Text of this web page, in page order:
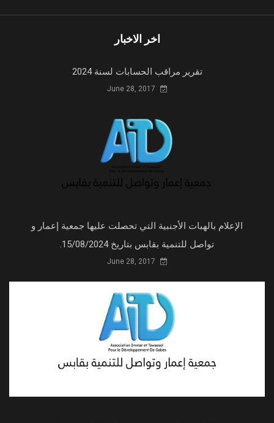
اخر الاخبار
تقرير مراقب الحسابات لسنة 2024
الإعلام بالهبات الأجنبية التي تحصلت عليها جمعية إعمار و
تواصل للتنمية بقابس بتاريخ 15/08/2024.